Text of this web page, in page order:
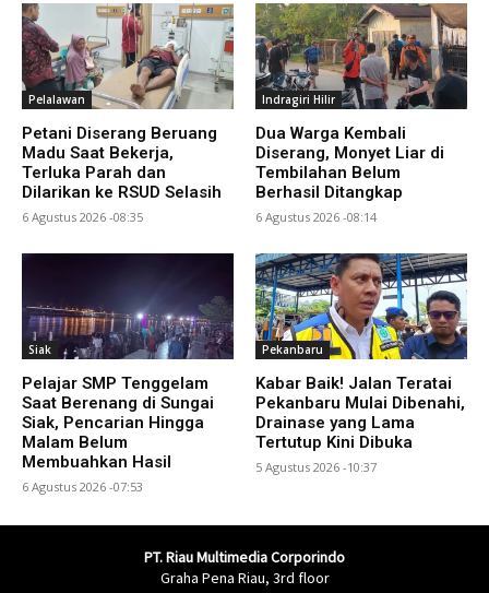
Pelalawan
Petani Diserang Beruang
Madu Saat Bekerja,
Terluka Parah dan
Dilarikan ke RSUD Selasih
6 Agustus 2026 -08:35
Indragiri Hilir
Dua Warga Kembali
Diserang, Monyet Liar di
Tembilahan Belum
Berhasil Ditangkap
6 Agustus 2026 -08:14
Siak
Pelajar SMP Tenggelam
Saat Berenang di Sungai
Siak, Pencarian Hingga
Malam Belum
Membuahkan Hasil
6 Agustus 2026 -07:53
Pekanbaru
Kabar Baik! Jalan Teratai
Pekanbaru Mulai Dibenahi,
Drainase yang Lama
Tertutup Kini Dibuka
5 Agustus 2026 -10:37
PT. Riau Multimedia Corporindo
Graha Pena Riau, 3rd floor